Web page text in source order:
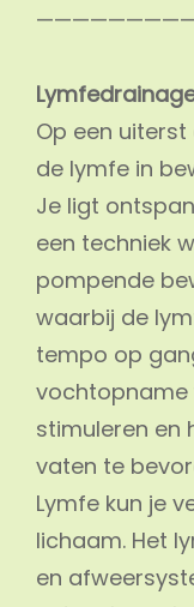
Op een
de lymfe in
Je ligt
een techniek
pompende
waarbij de
tempo op
vochtopname
stimuleren en
vaten te
Lymfe kun je
lichaam. Het
en